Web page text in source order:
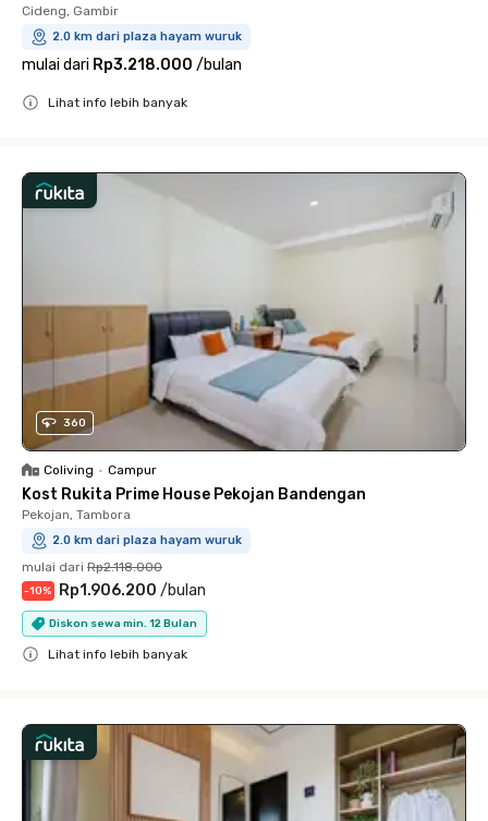
Cideng, Gambir
2.0 km dari plaza hayam wuruk
mulai dari Rp3.218.000 /bulan
Lihat info lebih banyak
360
Coliving • Campur
Kost Rukita Prime House Pekojan Bandengan
Pekojan, Tambora
2.0 km dari plaza hayam wuruk
mulai dari Rp2.118.000
-10% Rp1.906.200 /bulan
Diskon sewa min. 12 Bulan
Lihat info lebih banyak